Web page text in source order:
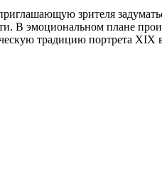
зрителя
В эмоциональном плане
традицию портрета XIX